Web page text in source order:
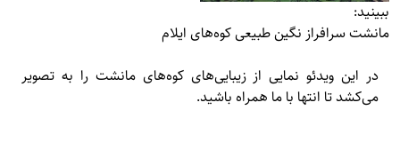
ببینید:
مانشت سرافراز نگین طبیعی کوه‌های ایلام
در این ویدئو نمایی از زیبایی‌های کوه‌های مانشت را به تصویر
می‌کشد تا انتها با ما همراه باشید.